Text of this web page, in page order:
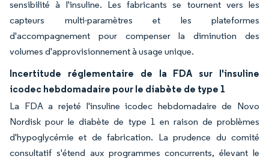
sensibilité à l'insuline. Les fabricants se tournent vers les
capteurs multi-paramètres et les plateformes
d'accompagnement pour compenser la diminution des
volumes d'approvisionnement à usage unique.
Incertitude réglementaire de la FDA sur l'insuline
icodec hebdomadaire pour le diabète de type 1
La FDA a rejeté l'insuline icodec hebdomadaire de Novo
Nordisk pour le diabète de type 1 en raison de problèmes
d'hypoglycémie et de fabrication. La prudence du comité
consultatif s'étend aux programmes concurrents, élevant le